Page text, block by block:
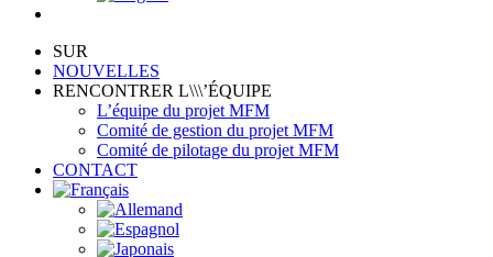
SUR
NOUVELLES
RENCONTRER L\\\’ÉQUIPE
L’équipe du projet MFM
Comité de gestion du projet MFM
Comité de pilotage du projet MFM
CONTACT